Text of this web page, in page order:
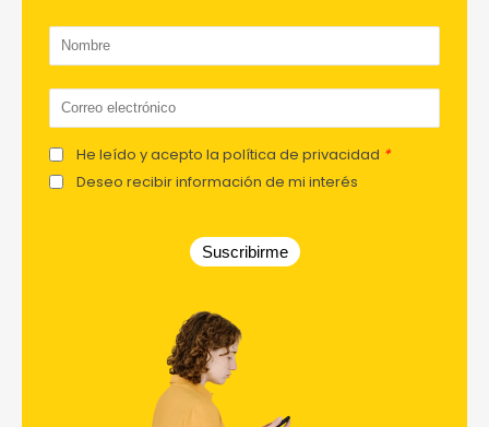
He leído y acepto la política de privacidad *
Deseo recibir información de mi interés
Suscribirme